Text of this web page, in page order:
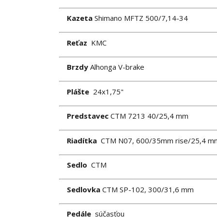
Kazeta Shimano MFTZ 500/7,14-34
Reťaz KMC
Brzdy Alhonga V-brake
Plášte 24x1,75"
Predstavec CTM 7213 40/25,4 mm
Riadítka CTM N07, 600/35mm rise/25,4
Sedlo CTM
Sedlovka CTM SP-102, 300/31,6 mm
Pedále súčasťou